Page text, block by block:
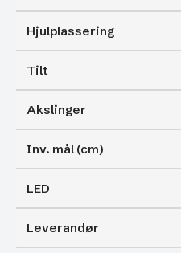
Hjulplassering
Tilt
Akslinger
Inv. mål (cm)
LED
Leverandør